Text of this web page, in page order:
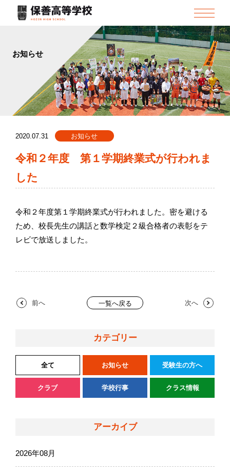
お知らせ
2020.07.31 お知らせ
令和２年度 第１学期終業式が行われま
した
令和２年度第１学期終業式が行われました。密を避ける
ため、校長先生の講話と数学検定２級合格者の表彰をテ
レビで放送しました。
前へ 一覧へ戻る 次へ
カテゴリー
全て お知らせ 受験生の方へ
クラブ 学校行事 クラス情報
アーカイブ
2026年08月